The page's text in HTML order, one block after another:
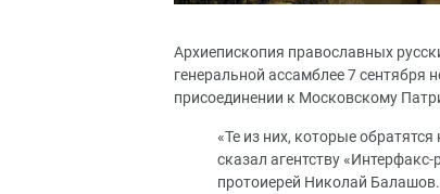
Архиепископия православных
генеральной ассамблее 7 сентября
присоединении к Московскому
«Те из них, которые
сказал агентству
протоиерей Николай Балашов.